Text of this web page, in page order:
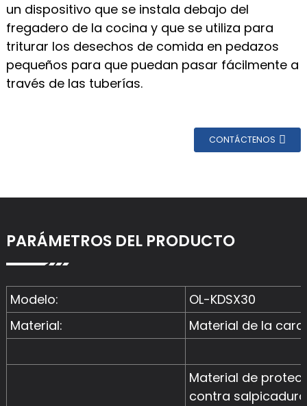
un dispositivo que se instala debajo del
fregadero de la cocina y que se utiliza para
triturar los desechos de comida en pedazos
pequeños para que puedan pasar fácilmente a
través de las tuberías.
CONTÁCTENOS
PARÁMETROS DEL PRODUCTO
Modelo:
OL-KDSX30
Material:
Material de la
Material de
contra